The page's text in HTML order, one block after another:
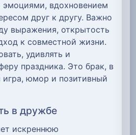
эмоциями, вдохновением
друг к другу. Важно
выражения, открытость
к совместной жизни.
удивлять и
праздника. Это брак, в
игра, юмор и позитивный
в дружбе
искреннюю